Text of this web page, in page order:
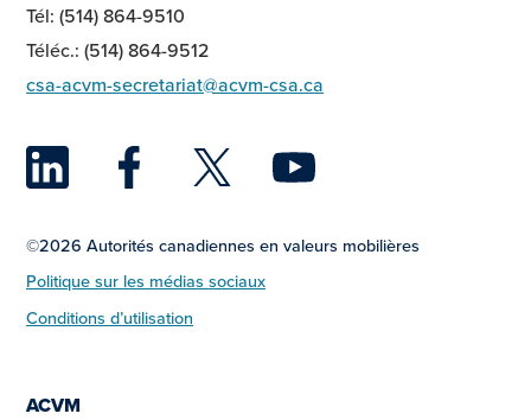
Tél: (514) 864-9510
Téléc.: (514) 864-9512
csa-acvm-secretariat@acvm-csa.ca
LinkedIn
Facebook
Twitter
©2026 Autorités canadiennes en valeurs mobilières
Politique sur les médias sociaux
Conditions d’utilisation
ACVM